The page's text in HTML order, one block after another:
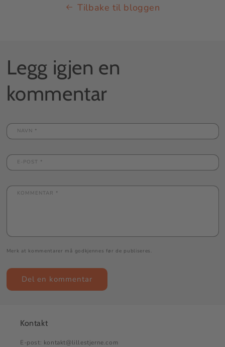
Tilbake til bloggen
Legg igjen en
kommentar
NAVN *
E-POST *
KOMMENTAR *
Merk at kommentarer må godkjennes før de publiseres.
Kontakt
E-post: kontakt@lillestjerne.com